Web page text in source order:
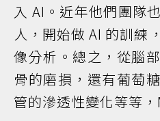
入 AI。近年他們團隊
人，開始做 AI 的訓練
像分析。總之，從腦
骨的磨損，還有葡萄
管的滲透性變化等等，